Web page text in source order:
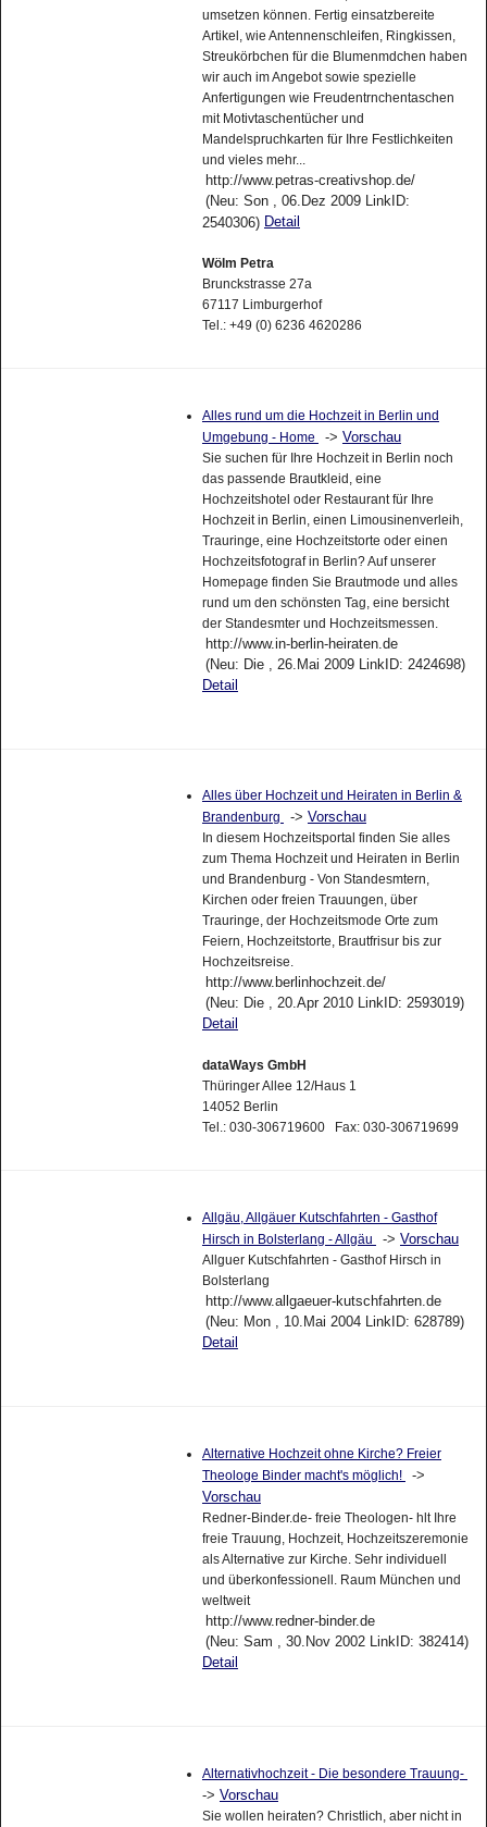
umsetzen können. Fertig einsatzbereite
Artikel, wie Antennenschleifen, Ringkissen,
Streukörbchen für die Blumenmdchen haben
wir auch im Angebot sowie spezielle
Anfertigungen wie Freudentrnchentaschen
mit Motivtaschentücher und
Mandelspruchkarten für Ihre Festlichkeiten
und vieles mehr...
http://www.petras-creativshop.de/
(Neu: Son , 06.Dez 2009 LinkID:
2540306) Detail
Wölm Petra
Brunckstrasse 27a
67117 Limburgerhof
Tel.: +49 (0) 6236 4620286
Alles rund um die Hochzeit in Berlin und
Umgebung - Home
-> Vorschau
Sie suchen für Ihre Hochzeit in Berlin noch
das passende Brautkleid, eine
Hochzeitshotel oder Restaurant für Ihre
Hochzeit in Berlin, einen Limousinenverleih,
Trauringe, eine Hochzeitstorte oder einen
Hochzeitsfotograf in Berlin? Auf unserer
Homepage finden Sie Brautmode und alles
rund um den schönsten Tag, eine bersicht
der Standesmter und Hochzeitsmessen.
http://www.in-berlin-heiraten.de
(Neu: Die , 26.Mai 2009 LinkID: 2424698)
Detail
Alles über Hochzeit und Heiraten in Berlin &
Brandenburg
-> Vorschau
In diesem Hochzeitsportal finden Sie alles
zum Thema Hochzeit und Heiraten in Berlin
und Brandenburg - Von Standesmtern,
Kirchen oder freien Trauungen, über
Trauringe, der Hochzeitsmode Orte zum
Feiern, Hochzeitstorte, Brautfrisur bis zur
Hochzeitsreise.
http://www.berlinhochzeit.de/
(Neu: Die , 20.Apr 2010 LinkID: 2593019)
Detail
dataWays GmbH
Thüringer Allee 12/Haus 1
14052 Berlin
Tel.: 030-306719600 Fax: 030-306719699
Allgäu, Allgäuer Kutschfahrten - Gasthof
Hirsch in Bolsterlang - Allgäu
-> Vorschau
Allguer Kutschfahrten - Gasthof Hirsch in
Bolsterlang
http://www.allgaeuer-kutschfahrten.de
(Neu: Mon , 10.Mai 2004 LinkID: 628789)
Detail
Alternative Hochzeit ohne Kirche? Freier
Theologe Binder macht's möglich!
->
Vorschau
Redner-Binder.de- freie Theologen- hlt Ihre
freie Trauung, Hochzeit, Hochzeitszeremonie
als Alternative zur Kirche. Sehr individuell
und überkonfessionell. Raum München und
weltweit
http://www.redner-binder.de
(Neu: Sam , 30.Nov 2002 LinkID: 382414)
Detail
Alternativhochzeit - Die besondere Trauung-
-> Vorschau
Sie wollen heiraten? Christlich, aber nicht in